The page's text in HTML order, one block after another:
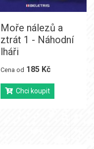
Moře nálezů a
ztrát 1 - Náhodní
lháři
Cena od 185 Kč
Chci koupit